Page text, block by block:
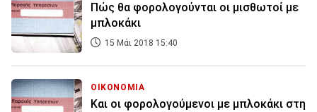
Πώς θα φορολογούνται οι μισθωτοί με
μπλοκάκι
15 Μάι 2018 15:40
ΟΙΚΟΝΟΜΙΑ
Και οι φορολογούμενοι με μπλοκάκι στη